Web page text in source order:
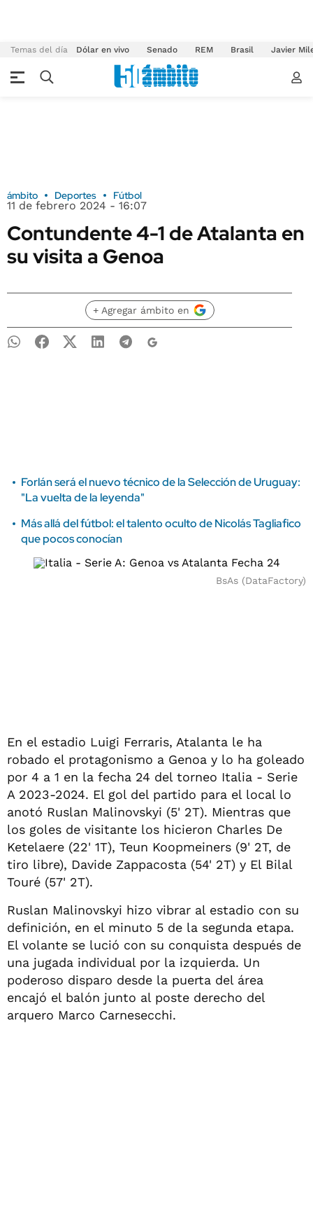
Temas del día Dólar en vivo Senado REM Brasil Javier
ámbito Deportes Fútbol
11 de febrero 2024 - 16:07
Contundente 4-1 de Atalanta en
su visita a Genoa
+ Agregar ámbito en
Forlán será el nuevo técnico de la Selección de Uruguay:
"La vuelta de la leyenda"
Más allá del fútbol: el talento oculto de Nicolás Tagliafico
que pocos conocían
BsAs (DataFactory)
En el estadio Luigi Ferraris, Atalanta le ha
robado el protagonismo a Genoa y lo ha goleado
por 4 a 1 en la fecha 24 del torneo Italia - Serie
A 2023-2024. El gol del partido para el local lo
anotó Ruslan Malinovskyi (5' 2T). Mientras que
los goles de visitante los hicieron Charles De
Ketelaere (22' 1T), Teun Koopmeiners (9' 2T, de
tiro libre), Davide Zappacosta (54' 2T) y El Bilal
Touré (57' 2T).
Ruslan Malinovskyi hizo vibrar al estadio con su
definición, en el minuto 5 de la segunda etapa.
El volante se lució con su conquista después de
una jugada individual por la izquierda. Un
poderoso disparo desde la puerta del área
encajó el balón junto al poste derecho del
arquero Marco Carnesecchi.